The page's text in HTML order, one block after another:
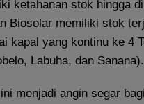
ketahanan stok hingga
Biosolar memiliki stok
kapal yang kontinu ke 4
Labuha, dan Sanana).
menjadi angin segar